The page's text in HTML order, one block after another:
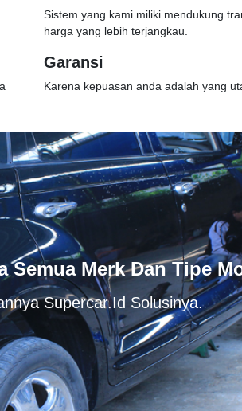
Sistem yang kami miliki mendukung
harga yang lebih terjangkau.
Garansi
Karena kepuasan anda adalah yang
Semua Merk Dan Tipe
Supercar.id Solusinya.